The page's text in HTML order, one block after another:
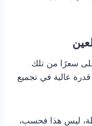
سعرًا من تلك
عالية في تجميع
ليس هذا فحسب،